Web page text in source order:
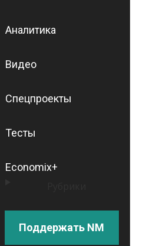
Аналитика
Видео
Спецпроекты
Тесты
Economix+
Поддержать NM